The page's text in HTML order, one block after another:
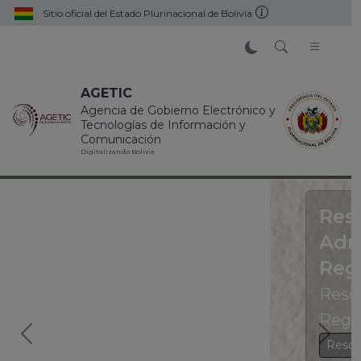
Pasar al contenido principal
Sitio oficial del Estado Plurinacional de Bolivia
AGETIC
Agencia de Gobierno Electrónico y
Tecnologías de Información y
Comunicación
Digitalizando Bolivia